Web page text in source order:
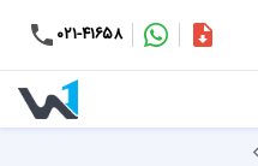
۰۲۱-۴۱۶۵۸
+۹۸-کاتالوگ